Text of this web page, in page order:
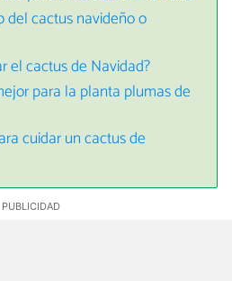
del cactus navideño o
el cactus de Navidad?
para la planta plumas de
cuidar un cactus de